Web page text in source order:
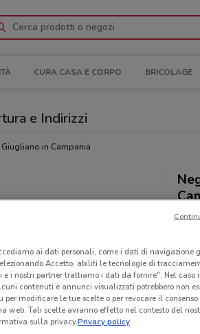
CURA CASA E CORPO BRICOLAGE
e Indirizzi
in Campania
ai dati personali, come i dati di navigazione
Accetto, abiliti le tecnologie di
i nostri partner trattiamo i dati da fornire". Nel caso
contenuti e annunci visualizzati potrebbero non
modificare le tue scelte o per revocare il
Tali scelte avranno effetto nel contesto del
sulla privacy.Privacy policy